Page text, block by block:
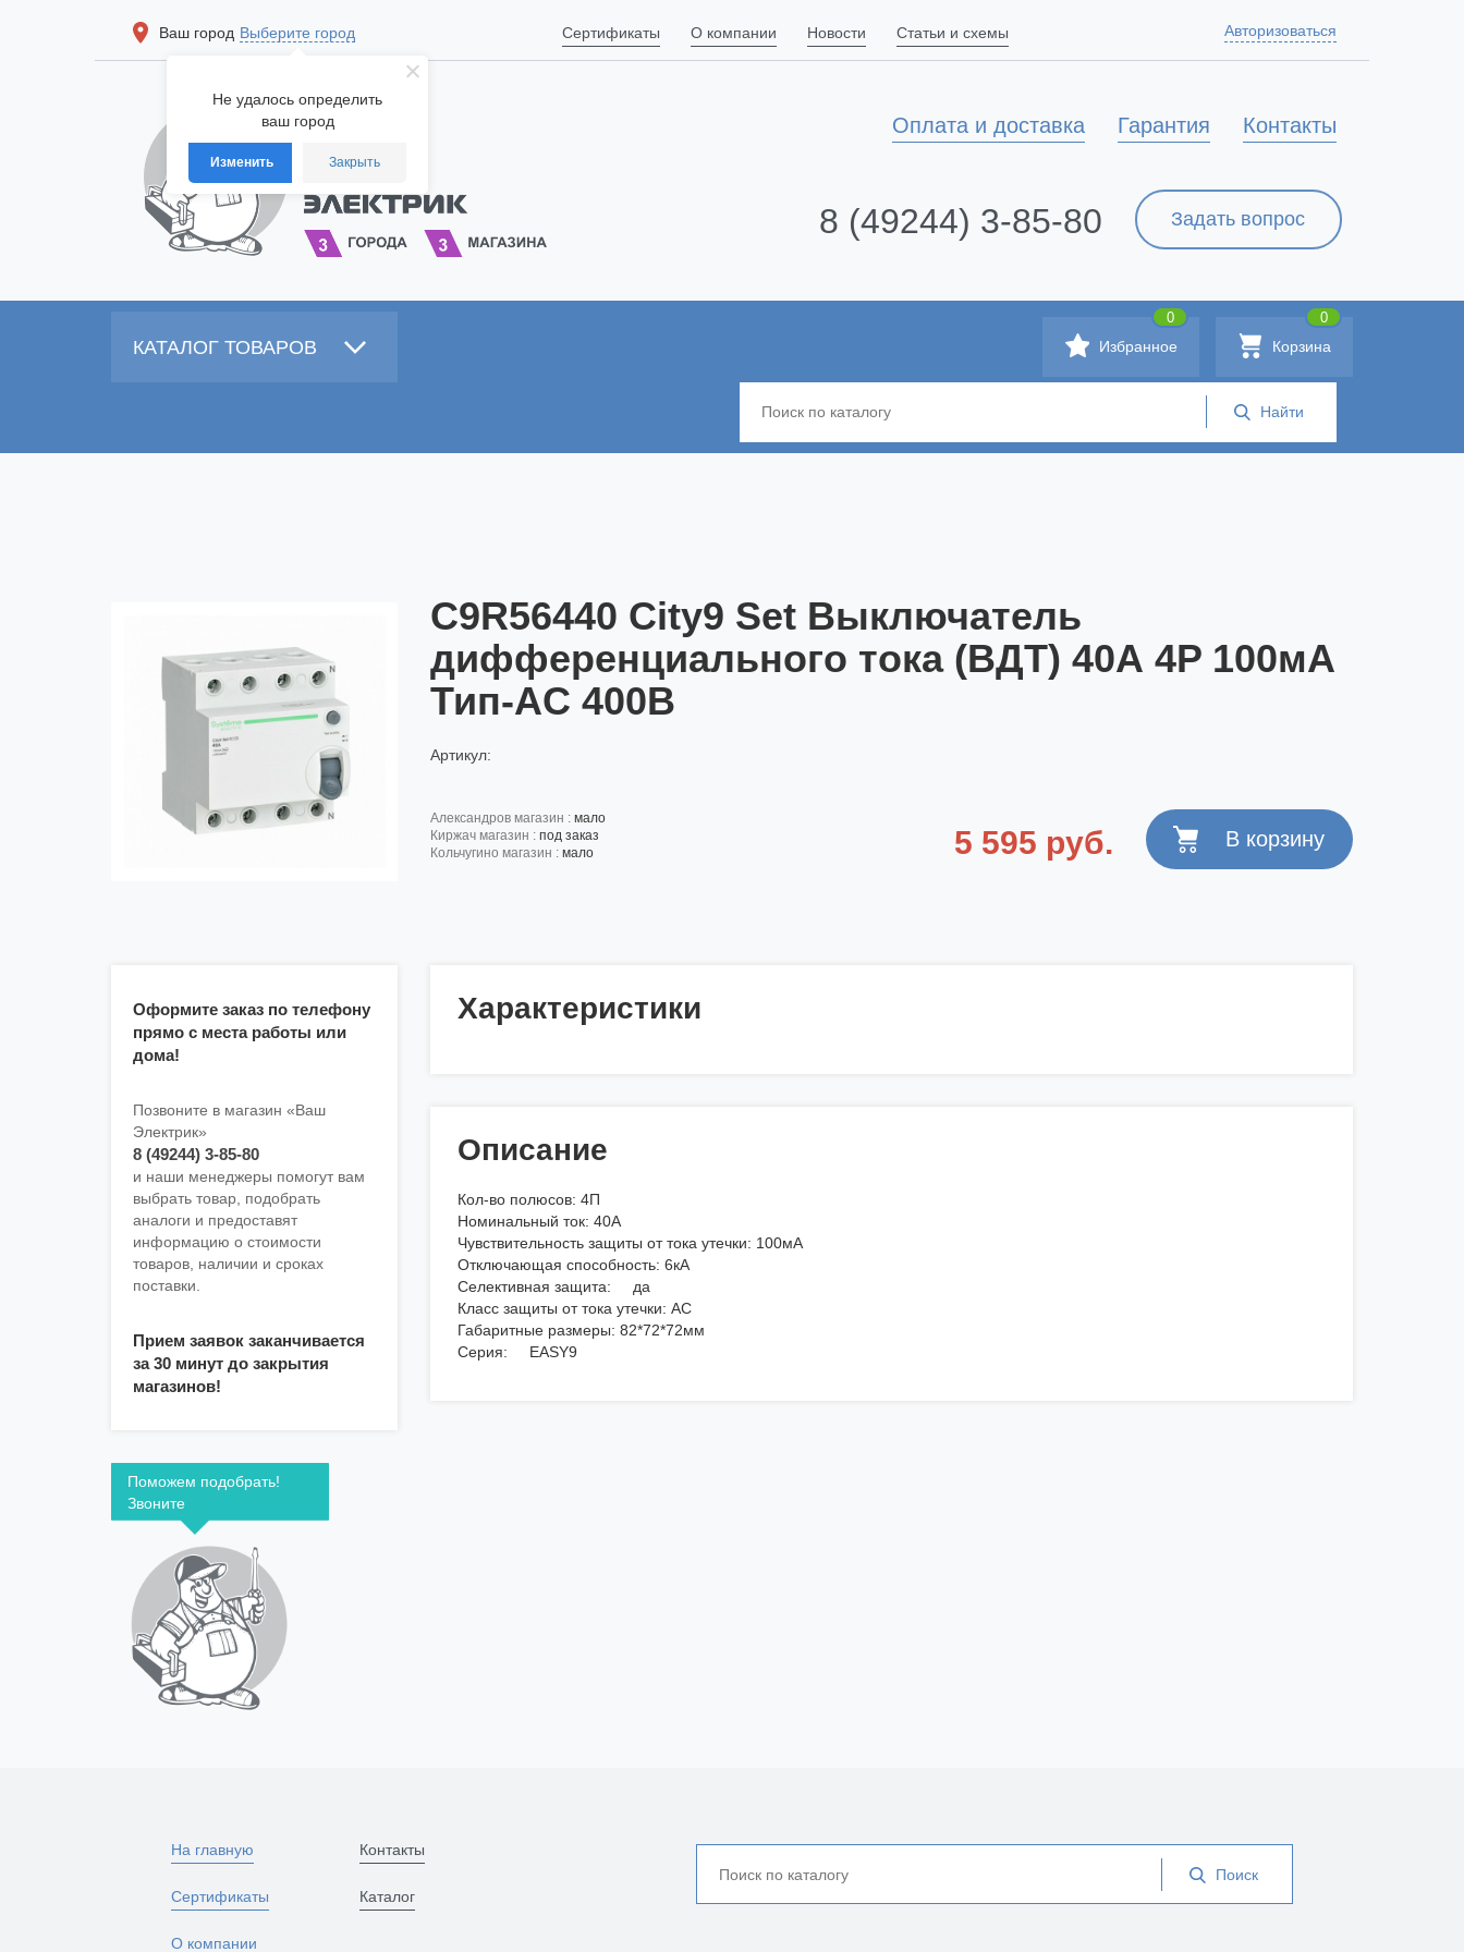
Не удалось определить
ваш город
Изменить Закрыть
Ваш город Выберите город Сертификаты О компании Новости Статьи и схемы Авторизоваться
Контакты
Гарантия
Оплата и доставка
Задать вопрос
8 (49244) 3-85-80
КАТАЛОГ ТОВАРОВ Корзина
0
Избранное
0
C9R56440 City9 Set Выключатель
дифференциального тока (ВДТ) 40А 4P 100мА
Тип-AC 400В
Артикул:
александров магазин : мало
киржач магазин : под заказ
кольчугино магазин : мало 5 595 руб.
Оформите заказ по телефону
прямо с места работы или
дома!
Позвоните в магазин «Ваш
Электрик»
8 (49244) 3-85-80
и наши менеджеры помогут вам
выбрать товар, подобрать
аналоги и предоставят
информацию о стоимости
товаров, наличии и сроках
поставки.
Прием заявок заканчивается
за 30 минут до закрытия
магазинов!
Поможем подобрать!
Звоните
Характеристики
Описание
Кол-во полюсов: 4П
Номинальный ток: 40А
Чувствительность защиты от тока утечки: 100мА
Отключающая способность: 6кА
Селективная защита: да
Класс защиты от тока утечки: АС
Габаритные размеры: 82*72*72мм
Серия: EASY9
На главную
Сертификаты
О компании
Контакты
Каталог